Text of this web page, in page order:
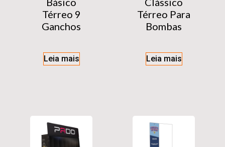
Térreo 9
Ganchos
Leia mais
Térreo Para
Bombas
Leia mais